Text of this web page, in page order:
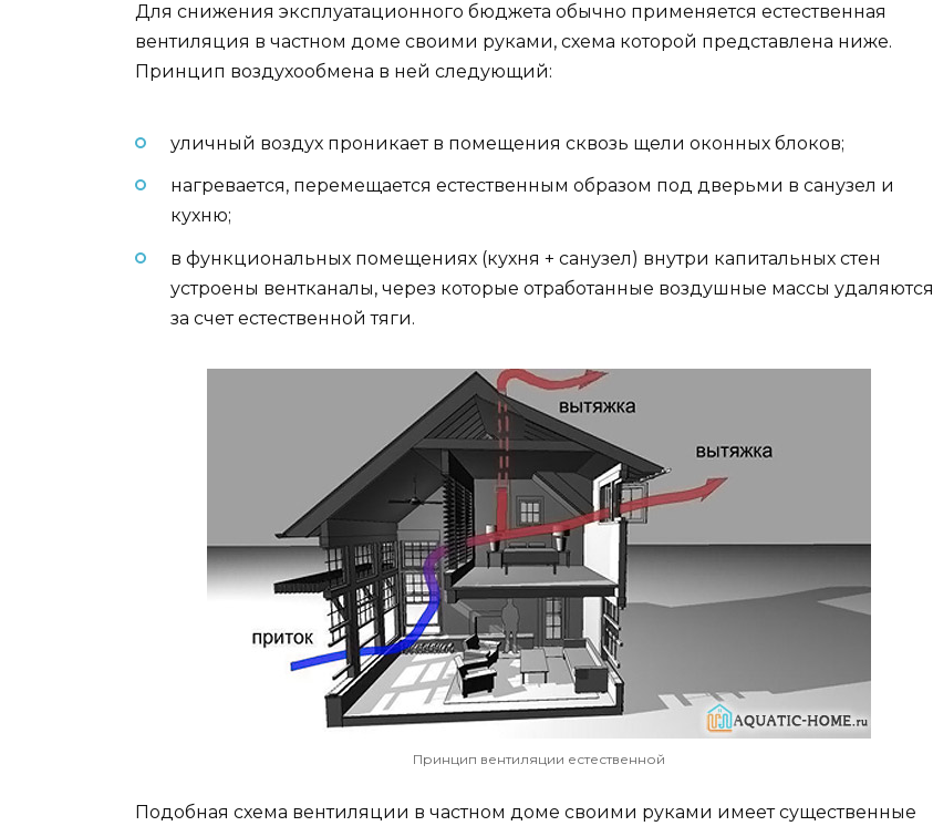
Для снижения эксплуатационного бюджета обычно применяется естественная
вентиляция в частном доме своими руками, схема которой представлена ниже.
Принцип воздухообмена в ней следующий:
уличный воздух проникает в помещения сквозь щели оконных блоков;
нагревается, перемещается естественным образом под дверьми в санузел и
кухню;
в функциональных помещениях (кухня + санузел) внутри капитальных стен
устроены вентканалы, через которые отработанные воздушные массы удаляются
за счет естественной тяги.
Принцип вентиляции естественной
Подобная схема вентиляции в частном доме своими руками имеет существенные